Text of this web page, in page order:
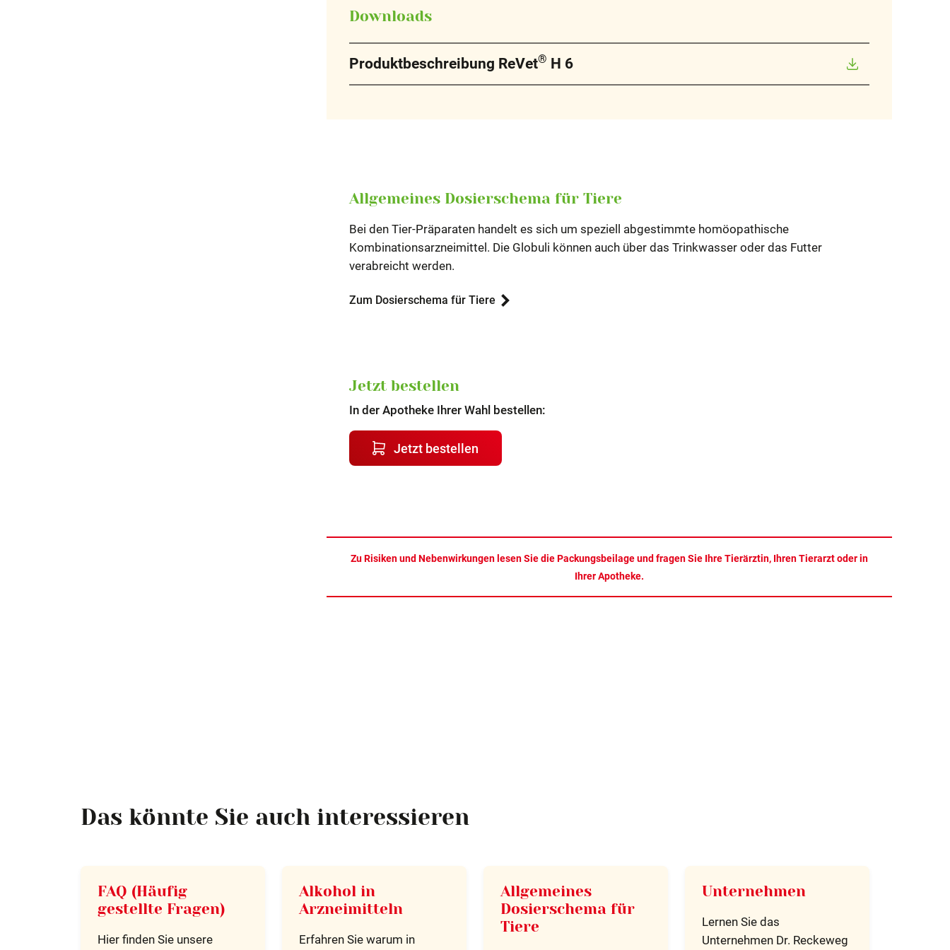
Downloads
Produktbeschreibung ReVet® H 6
Allgemeines Dosierschema für Tiere
Bei den Tier-Präparaten handelt es sich um speziell abgestimmte homöopathische
Kombinationsarzneimittel. Die Globuli können auch über das Trinkwasser oder das Futter
verabreicht werden.
Zum Dosierschema für Tiere
Jetzt bestellen
In der Apotheke Ihrer Wahl bestellen:
Jetzt bestellen
Zu Risiken und Nebenwirkungen lesen Sie die Packungsbeilage und fragen Sie Ihre Tierärztin, Ihren Tierarzt oder in
Ihrer Apotheke.
Das könnte Sie auch interessieren
FAQ (Häufig
gestellte Fragen)
Hier finden Sie unsere
Alkohol in
Arzneimitteln
Erfahren Sie warum in
Allgemeines
Dosierschema für
Tiere
Unternehmen
Lernen Sie das
Unternehmen Dr. Reckeweg